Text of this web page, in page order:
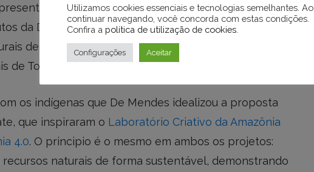
no mercado como “o autêntico chocolate
da De Mendes Chocolate, estão ocupulate
de Belterra e os chocolates produzidos com cacau
de Tomé-Açu ou do povo Yanomami, entre outros.
os indígenas que De Mendes idealizou a proposta
que inspiraram o Laboratório Criativo da Amazônia
4.0. O principio é o mesmo em ambos os projetos:
naturais de forma sustentável, demonstrando
Utilizamos cookies essenciais e tecnologias semelhantes. Ao
continuar navegando, você concorda com estas condições.
Confira a política de utilização de cookies
Configurações Aceitar